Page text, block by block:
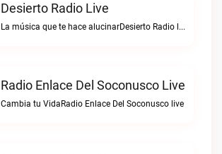
Desierto Radio Live
La música que te hace alucinarDesierto Radio live
Radio Enlace Del Soconusco Live
Cambia tu VidaRadio Enlace Del Soconusco live